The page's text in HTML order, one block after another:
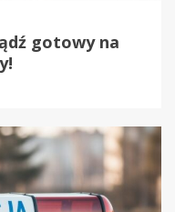
gotowy na